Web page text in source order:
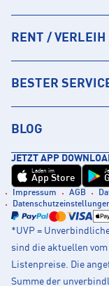
RENT / VERLEIH
BESTER
BLOG
JETZT APP
Laden im
App Store
Impressum AGB
*UVP =
sind die aktuellen
Listenpreise. Die
Summe der